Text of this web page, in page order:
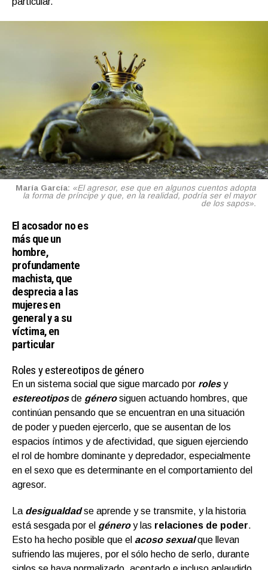
María García: «El agresor, ese que en algunos cuentos adopta
la forma de príncipe y que, en la realidad, podría ser el mayor
de los sapos».
El acosador no es
más que un
hombre,
profundamente
machista, que
desprecia a las
mujeres en
general y a su
víctima, en
particular
Roles y estereotipos de género
En un sistema social que sigue marcado por rolesy
estereotiposde génerosiguen actuando hombres, que
continúan pensando que se encuentran en una situación
de poder y pueden ejercerlo, que se ausentan de los
espacios íntimos y de afectividad, que siguen ejerciendo
el rol de hombre dominante y depredador, especialmente
en el sexo que es determinante en el comportamiento del
agresor.
La desigualdadse aprende y se transmite, y la historia
está sesgada por el géneroy las relaciones de poder.
Esto ha hecho posible que el acoso sexual que llevan
sufriendo las mujeres, por el sólo hecho de serlo, durante